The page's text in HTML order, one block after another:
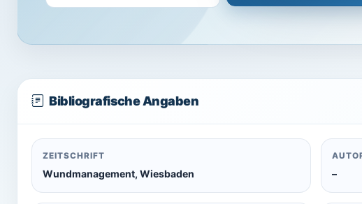
Bibliografische Angaben
ZEITSCHRIFT
Wundmanagement, Wiesbaden –